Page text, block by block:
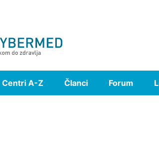
Centri A-Z Članci Forum